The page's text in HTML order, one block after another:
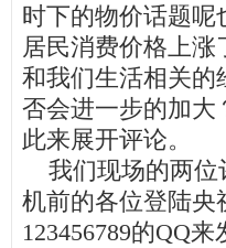
时下的物价话题
居民消费价格上涨
和我们生活相关的
否会进一步的加大
此来展开评论。
我们现场的两位
机前的各位登陆央
123456789的QQ